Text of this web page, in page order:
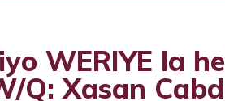
WERIYE la
Q: Xasan